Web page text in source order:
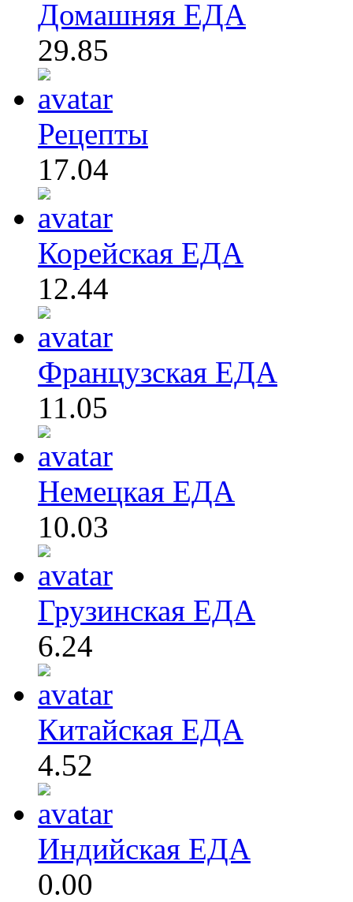
Домашняя ЕДА
29.85
Рецепты
17.04
Корейская ЕДА
12.44
Французская ЕДА
11.05
Немецкая ЕДА
10.03
Грузинская ЕДА
6.24
Китайская ЕДА
4.52
Индийская ЕДА
0.00